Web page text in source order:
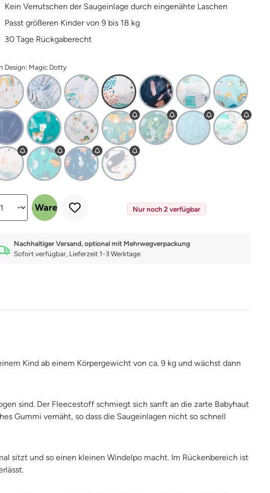
Kein Verrutschen der Saugeinlage durch eingenähte Laschen
Passt größeren Kinder von 9 bis 18 kg
30 Tage Rückgaberecht
Design: Magic Dotty
Anzahl: Gib den gewünschten Wert ein oder benutze die Schaltflächen um die
In den Warenkorb Nur noch 2 verfügbar
Nachhaltiger Versand, optional mit Mehrwegverpackung
Sofort verfügbar, Lieferzeit 1-3 Werktage
Kind ab einem Körpergewicht von ca. 9 kg und wächst dann
sind. Der Fleecestoff schmiegt sich sanft an die zarte Babyhaut
Gummi vernäht, so dass die Saugeinlagen nicht so schnell
sitzt und so einen kleinen Windelpo macht. Im Rückenbereich ist